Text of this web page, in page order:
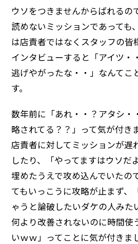
ウソをつきませんからばれるの
読めないミッションであっても
は店責者ではなくスタッフの皆
インタビューすると「アイツ・
逃げやがったな・・」なんてこ
す。
数年前に「あれ・・？アタシ・
略されてる？？」って気が付き
店責者に対してミッションが遅
したり、「やってますはウソだ
埋めたうえで攻め込んでいたの
てもいっこうに攻略が止まず、
ゃうと論破したいダケの人みた
何より改善されないのに時間使
いｗｗ」ってことに気が付きま